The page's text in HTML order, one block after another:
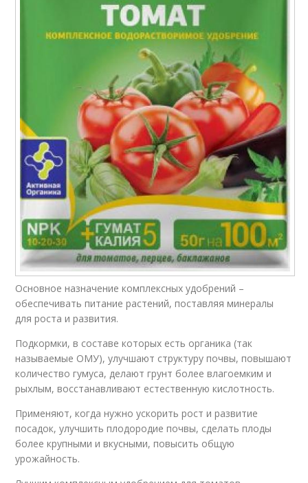
Основное назначение комплексных удобрений –
обеспечивать питание растений, поставляя минералы
для роста и развития.
Подкормки, в составе которых есть органика (так
называемые ОМУ), улучшают структуру почвы, повышают
количество гумуса, делают грунт более влагоемким и
рыхлым, восстанавливают естественную кислотность.
Применяют, когда нужно ускорить рост и развитие
посадок, улучшить плодородие почвы, сделать плоды
более крупными и вкусными, повысить общую
урожайность.